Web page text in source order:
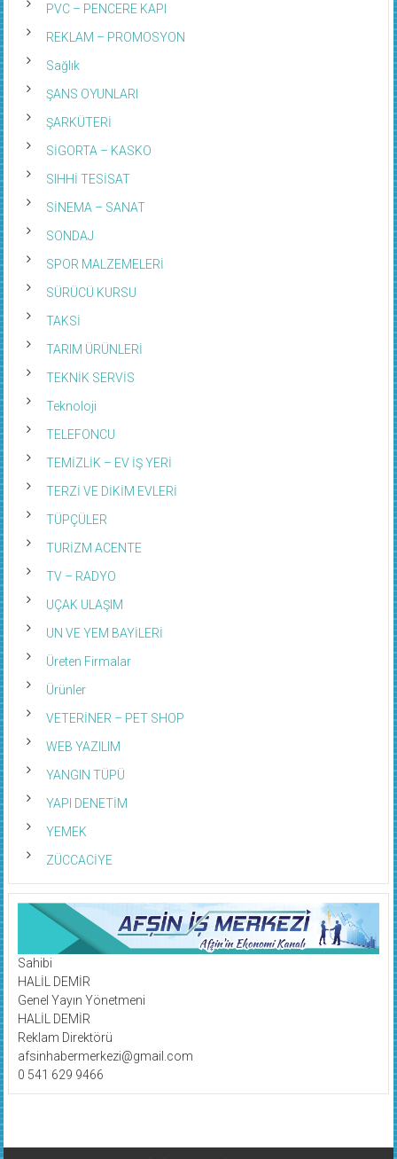
PVC – PENCERE KAPI
REKLAM – PROMOSYON
Sağlık
ŞANS OYUNLARI
ŞARKÜTERİ
SİGORTA – KASKO
SIHHİ TESİSAT
SİNEMA – SANAT
SONDAJ
SPOR MALZEMELERİ
SÜRÜCÜ KURSU
TAKSİ
TARIM ÜRÜNLERİ
TEKNİK SERVİS
Teknoloji
TELEFONCU
TEMİZLİK – EV İŞ YERİ
TERZİ VE DİKİM EVLERİ
TÜPÇÜLER
TURİZM ACENTE
TV – RADYO
UÇAK ULAŞIM
UN VE YEM BAYİLERİ
Üreten Firmalar
Ürünler
VETERİNER – PET SHOP
WEB YAZILIM
YANGIN TÜPÜ
YAPI DENETİM
YEMEK
ZÜCCACİYE
Sahibi
HALİL DEMİR
Genel Yayın Yönetmeni
HALİL DEMİR
Reklam Direktörü
afsinhabermerkezi@gmail.com
0 541 629 9466